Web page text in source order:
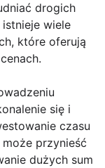
drogich
wiele
które oferują
się i
czasu
przynieść
dużych sum